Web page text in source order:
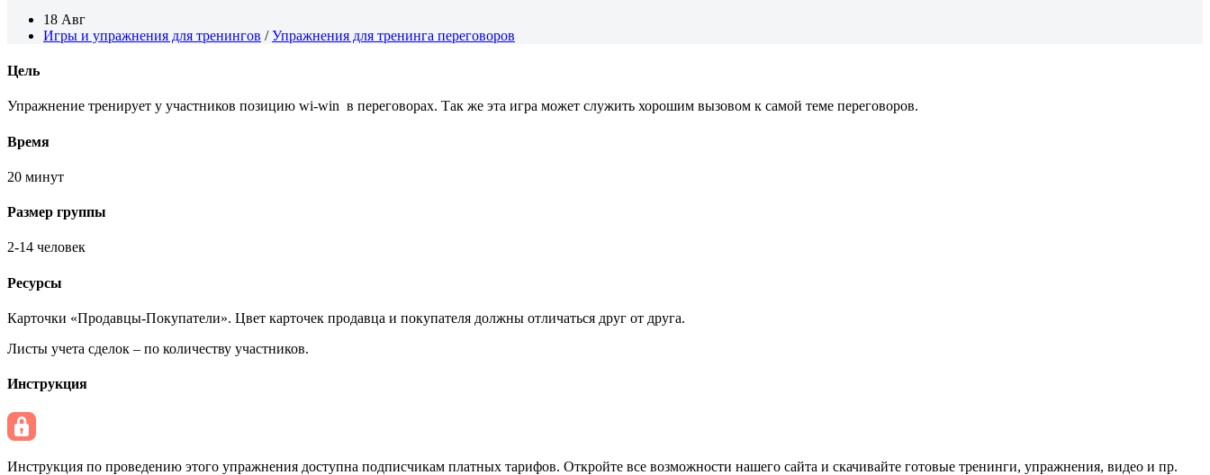
18 Авг
Игры и упражнения для тренингов /Упражнения для тренинга переговоров
Цель
Упражнение тренирует у участников позицию wi-win в переговорах. Так же эта игра может служить хорошим вызовом к самой теме переговоров.
Время
20 минут
Размер группы
2-14 человек
Ресурсы
Карточки «Продавцы-Покупатели». Цвет карточек продавца и покупателя должны отличаться друг от друга.
Листы учета сделок – по количеству участников.
Инструкция
Инструкция по проведению этого упражнения доступна подписчикам платных тарифов. Откройте все возможности нашего сайта и скачивайте готовые тренинги, упражнения, видео и пр.